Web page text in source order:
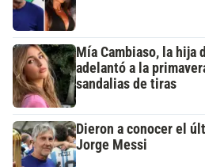
Mía Cambiaso, la hija
adelantó a la
sandalias de tiras
Dieron a conocer el
Jorge Messi